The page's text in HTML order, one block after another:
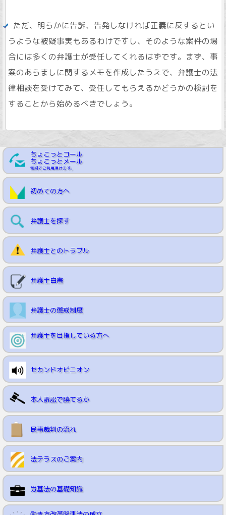
ただ、明らかに告訴、告発しなければ正義に反するとい
うような被疑事実もあるわけですし、そのような案件の場
合には多くの弁護士が受任してくれるはずです。まず、事
案のあらましに関するメモを作成したうえで、弁護士の法
律相談を受けてみて、受任してもらえるかどうかの検討を
することから始めるべきでしょう。
ちょこっとコール
ちょこっとメール
無料でご利用頂けます。
初めての方へ
弁護士を探す
弁護士とのトラブル
弁護士白書
弁護士の懲戒制度
弁護士を目指している方へ
セカンドオピニオン
本人訴訟で勝てるか
民事裁判の流れ
法テラスのご案内
労基法の基礎知識